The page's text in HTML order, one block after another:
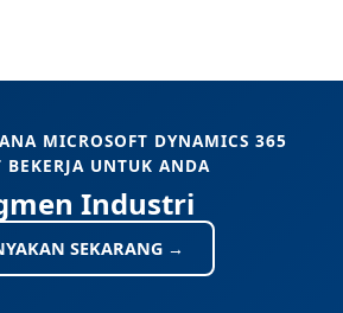
MICROSOFT DYNAMICS 365
BEKERJA UNTUK ANDA
Industri
SEKARANG →